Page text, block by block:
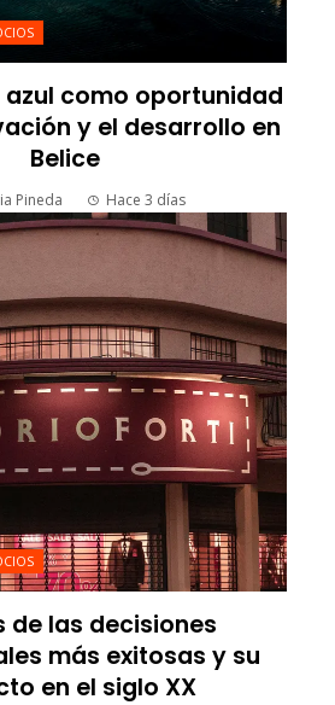
azul como oportunidad
y el desarrollo en
Belice
Pineda Hace 3 días
de las decisiones
más exitosas y su
en el siglo XX